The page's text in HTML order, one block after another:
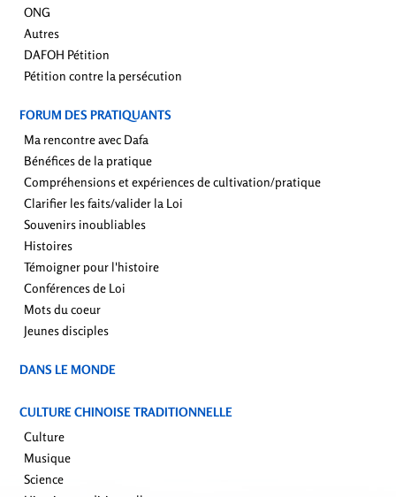
ONG
Autres
DAFOH Pétition
Pétition contre la persécution
FORUM DES PRATIQUANTS
Ma rencontre avec Dafa
Bénéfices de la pratique
Compréhensions et expériences de cultivation/pratique
Clarifier les faits/valider la Loi
Souvenirs inoubliables
Histoires
Témoigner pour l'histoire
Conférences de Loi
Mots du coeur
Jeunes disciples
DANS LE MONDE
CULTURE CHINOISE TRADITIONNELLE
Culture
Musique
Science